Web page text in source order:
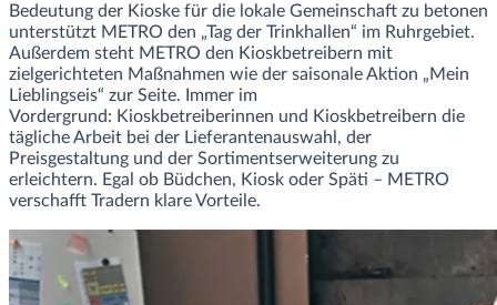
Bedeutung der Kioske für die lokale Gemeinschaft zu betonen
unterstützt METRO den „Tag der Trinkhallen“ im Ruhrgebiet.
Außerdem steht METRO den Kioskbetreibern mit
zielgerichteten Maßnahmen wie der saisonale Aktion „Mein
Lieblingseis“ zur Seite. Immer im
Vordergrund: Kioskbetreiberinnen und Kioskbetreibern die
tägliche Arbeit bei der Lieferantenauswahl, der
Preisgestaltung und der Sortimentserweiterung zu
erleichtern. Egal ob Büdchen, Kiosk oder Späti – METRO
verschafft Tradern klare Vorteile.